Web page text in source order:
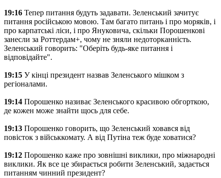
19:16 Тепер питання будуть задавати. Зеленський зачитує
питання російською мовою. Там багато питань і про моряків, і
про карпатські ліси, і про Януковича, скільки Порошенкові
занесли за Роттердам+, чому не зняли недоторканність.
Зеленський говорить: "Оберіть будь-яке питання і
відповідайте".
19:15 У кінці президент назвав Зеленського мішком з
регіоналами.
19:14 Порошенко називає Зеленського красивою обгорткою,
де кожен може знайти щось для себе.
19:13 Порошенко говорить, що Зеленський ховався від
повісток з військкомату. А від Путіна теж буде ховатися?
19:12 Порошенко каже про зовнішні виклики, про міжнародні
виклики. Як все це збирається робити Зеленський, задається
питанням чинний президент?